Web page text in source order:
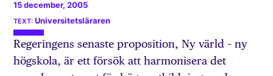
15 december, 2005
Universitetsläraren
Regeringens senaste proposition, Ny värld – ny
högskola, är ett försök att harmonisera det